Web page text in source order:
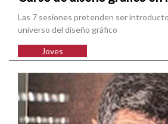
Las 7 sesiones pretenden ser
universo del diseño gráfico
Joves